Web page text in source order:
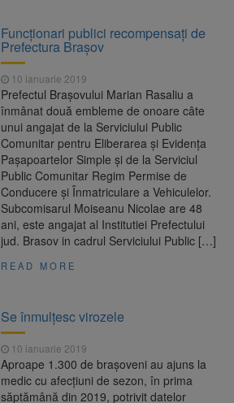
Funcționari publici recompensați de
Prefectura Brașov
10 ianuarie 2019
Prefectul Brașovului Marian Rasaliu a
înmânat două embleme de onoare câte
unui angajat de la Serviciului Public
Comunitar pentru Eliberarea și Evidența
Pașapoartelor Simple și de la Serviciul
Public Comunitar Regim Permise de
Conducere și Înmatriculare a Vehiculelor.
Subcomisarul Moiseanu Nicolae are 48
ani, este angajat al Institutiei Prefectului
jud. Brasov in cadrul Serviciului Public […]
READ MORE
Se înmulțesc virozele
10 ianuarie 2019
Aproape 1.300 de braşoveni au ajuns la
medic cu afecţiuni de sezon, în prima
săptămână din 2019, potrivit datelor